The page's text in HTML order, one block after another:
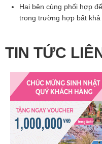
Hai bên cùng phối hợp
trong trường hợp bất khả
TIN TỨC